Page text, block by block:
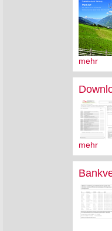
mehr
mehr